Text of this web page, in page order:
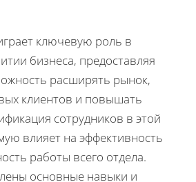
ключевую роль в
бизнеса, предоставляя
расширять рынок,
клиентов и повышать
сотрудников в этой
влияет на эффективность
работы всего отдела.
основные навыки и